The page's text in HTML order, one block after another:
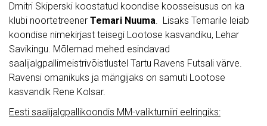
Dmitri Skiperski koostatud koondise koosseisusus on ka
klubi noortetreener Temari Nuuma. Lisaks Temarile leiab
koondise nimekirjast teisegi Lootose kasvandiku, Lehar
Savikingu. Mõlemad mehed esindavad
saalijalgpallimeistrivõistlustel Tartu Ravens Futsali värve.
Ravensi omanikuks ja mängijaks on samuti Lootose
kasvandik Rene Kolsar.
Eesti saalijalgpallikoondis MM-valikturniiri eelringiks: